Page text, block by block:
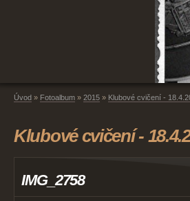
Úvod » Fotoalbum » 2015 » Klubové cvičení -
Klubové cvičení -
IMG_2758